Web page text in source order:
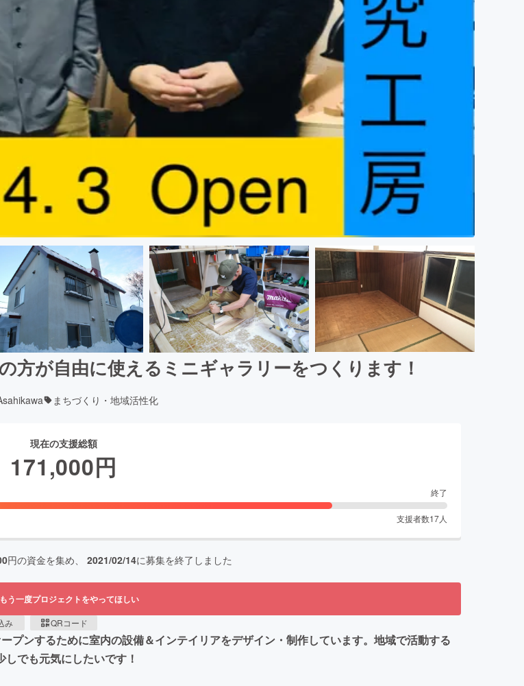
方が自由に使えるミニギャラリーをつくります！
まちづくり・地域活性化
現在の支援総額
171,000円
終了
支援者数17人
円の資金を集め、 2021/02/14に募集を終了しました
もう一度プロジェクトをやってほしい
み QRコード
プンするために室内の設備＆インテイリアをデザイン・制作しています。地域で活動する
でも元気にしたいです！